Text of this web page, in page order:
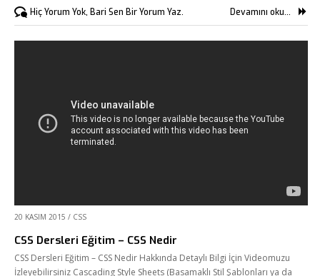
Hiç Yorum Yok, Bari Sen Bir Yorum Yaz. Devamını oku...
20 KASIM 2015 / CSS
CSS Dersleri Eğitim – CSS Nedir
CSS Dersleri Eğitim – CSS Nedir Hakkında Detaylı Bilgi İçin Videomuzu
İzleyebilirsiniz Cascading Style Sheets (Basamaklı Stil Şablonları ya da